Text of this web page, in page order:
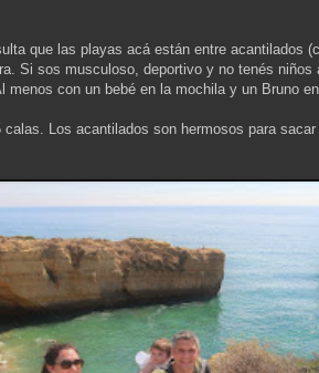
que las playas acá están entre acantilados
Si sos musculoso, deportivo y no tenés
con un bebé en la mochila y un Bruno
Los acantilados son hermosos para